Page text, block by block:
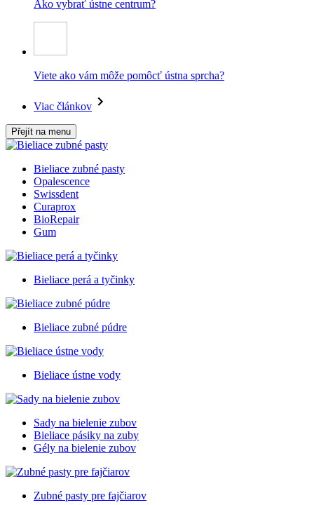
Ako vybrať ústne centrum?
Viete ako vám môže pomôcť ústna sprcha?
Viac článkov
Přejít na menu
Bieliace zubné pasty
Opalescence
Swissdent
Curaprox
BioRepair
Gum
Bieliace perá a tyčinky
Bieliace zubné púdre
Bieliace ústne vody
Sady na bielenie zubov
Bieliace pásiky na zuby
Gély na bielenie zubov
Zubné pasty pre fajčiarov